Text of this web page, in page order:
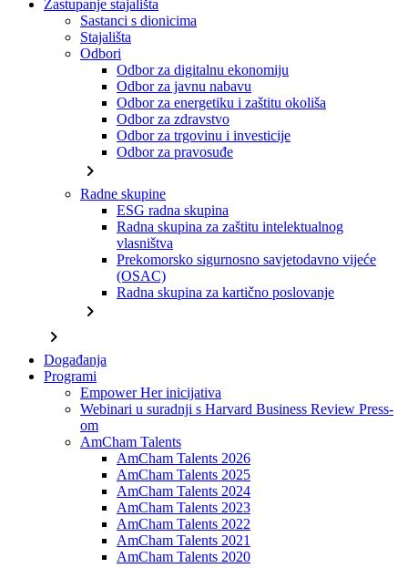
Zastupanje stajališta
Sastanci s dionicima
Stajališta
Odbori
Odbor za digitalnu ekonomiju
Odbor za javnu nabavu
Odbor za energetiku i zaštitu okoliša
Odbor za zdravstvo
Odbor za trgovinu i investicije
Odbor za pravosuđe
chevron_right
Radne skupine
ESG radna skupina
Radna skupina za zaštitu intelektualnog
vlasništva
Prekomorsko sigurnosno savjetodavno vijeće
(OSAC)
Radna skupina za kartično poslovanje
chevron_right
chevron_right
Događanja
Programi
Empower Her inicijativa
Webinari u suradnji s Harvard Business Review Press-
om
AmCham Talents
AmCham Talents 2026
AmCham Talents 2025
AmCham Talents 2024
AmCham Talents 2023
AmCham Talents 2022
AmCham Talents 2021
AmCham Talents 2020